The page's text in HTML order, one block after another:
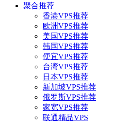
聚合推荐
香港VPS推荐
欧洲VPS推荐
美国VPS推荐
韩国VPS推荐
便宜VPS推荐
台湾VPS推荐
日本VPS推荐
新加坡VPS推荐
俄罗斯VPS推荐
家宽VPS推荐
联通精品VPS